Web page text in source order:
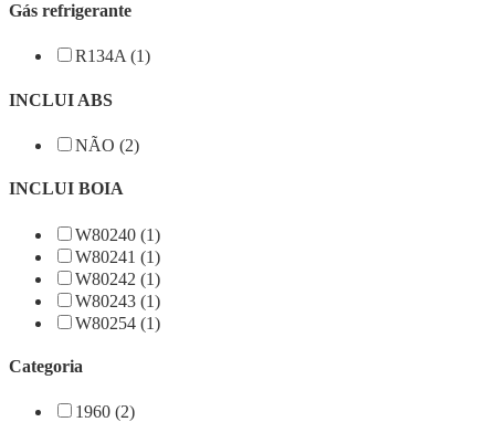
Gás refrigerante
R134A (1)
INCLUI ABS
NÃO (2)
INCLUI BOIA
W80240 (1)
W80241 (1)
W80242 (1)
W80243 (1)
W80254 (1)
Categoria
1960 (2)